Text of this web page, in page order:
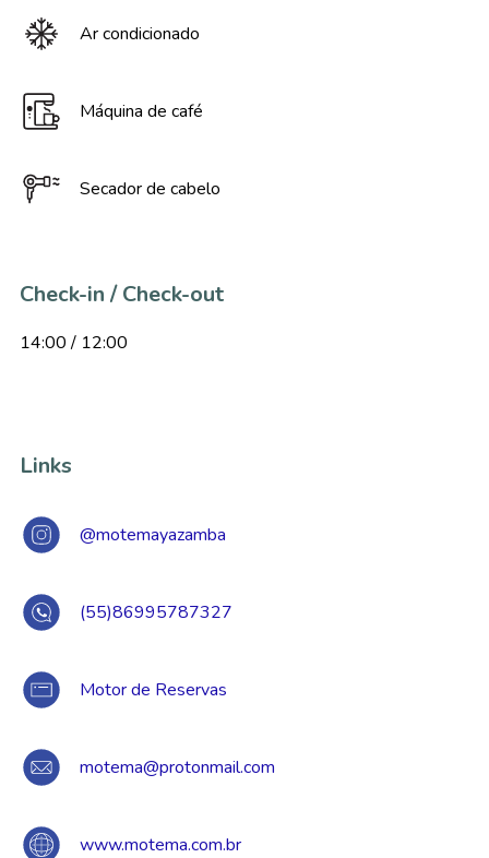
Ar condicionado
Máquina de café
Secador de cabelo
Check-in / Check-out
14:00 / 12:00
Links
@motemayazamba
(55)86995787327
Motor de Reservas
motema@protonmail.com
www.motema.com.br